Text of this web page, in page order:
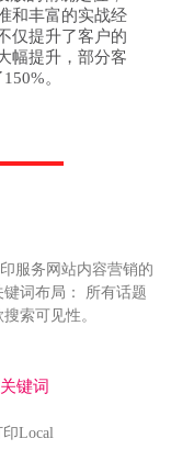
和丰富的实战经
仅提升了客户的
幅提升，部分客
。
服务网站内容营销的
词布局： 所有话题
索可见性。
键词
印Local